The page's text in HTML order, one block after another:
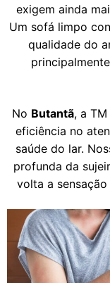
exigem ainda
Um sofá limpo
qualidade do
No Butantã, a
eficiência no
saúde do lar.
profunda da
volta a